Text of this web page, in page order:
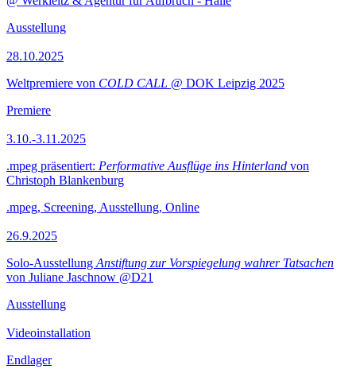
Ausstellung
28.10.2025
Weltpremiere von COLD CALL @ DOK Leipzig 2025
Premiere
3.10.-3.11.2025
.mpeg präsentiert: Performative Ausflüge ins Hinterland von
Christoph Blankenburg
.mpeg, Screening, Ausstellung, Online
26.9.2025
Solo-Ausstellung Anstiftung zur Vorspiegelung wahrer Tatsachen
von Juliane Jaschnow @D21
Ausstellung
Videoinstallation
Endlager